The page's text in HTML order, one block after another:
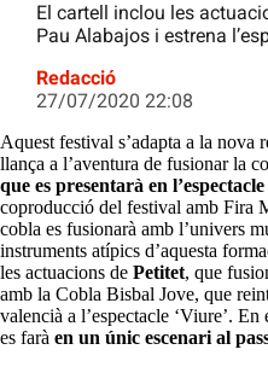
El cartell inclou les
Pau Alabajos i estrena
Redacció
27/07/2020 22:08
Aquest festival s’adapta a la nova
llança a l’aventura de fusionar la
que es presentarà en l’espectacle
coproducció del festival amb Fira
cobla es fusionarà amb l’univers
instruments atípics d’aquesta
les actuacions de Petitet, que
amb la Cobla Bisbal Jove, que
valencià a l’espectacle ‘Viure’.
es farà en un únic escenari al